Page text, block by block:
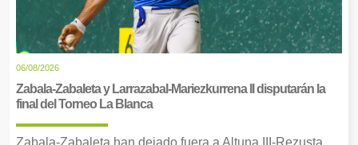
06/08/2026
Zabala-Zabaleta y Larrazabal-Mariezkurrena II disputarán la
final del Torneo La Blanca
Zabala-Zabaleta han dejado fuera a Altuna III-Rezusta